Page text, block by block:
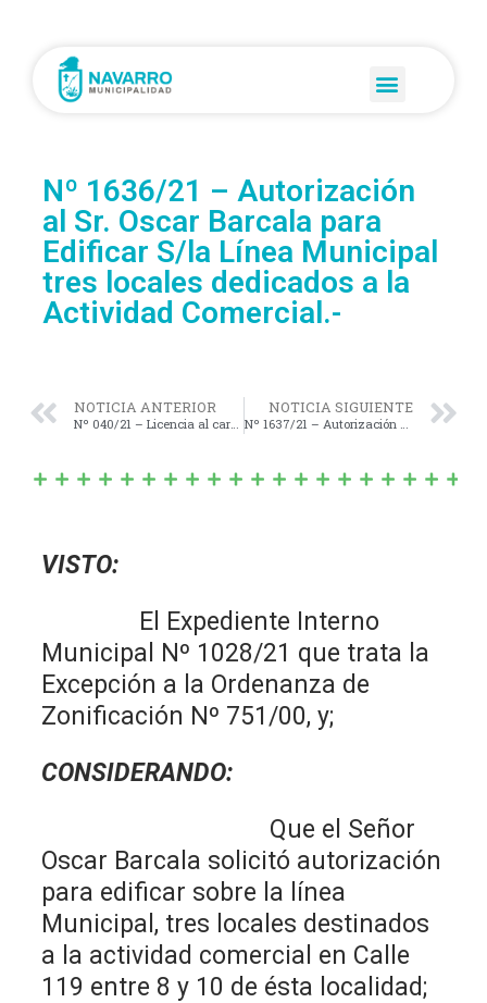
Nº 1636/21 – Autorización
al Sr. Oscar Barcala para
Edificar S/la Línea Municipal
tres locales dedicados a la
Actividad Comercial.-
NOTICIA ANTERIOR
Nº 040/21 – Licencia al cargo de Edil por el término de seis (6) meses de la Sra. María Cecilia Guarneri.-
NOTICIA SIGUIENTE
Nº 1637/21 – Autorización al D.E.M. para Aceptar la única propuesta presentada en la Licitación Pública Nº 19/2021, por la Empresa CLARAVOICE S.A., “Provisión y Colocación de Pantalla en el Centro Cultural Manuel Dorrego”.-
VISTO:
El Expediente Interno
Municipal Nº 1028/21 que trata la
Excepción a la Ordenanza de
Zonificación Nº 751/00, y;
CONSIDERANDO:
Que el Señor
Oscar Barcala solicitó autorización
para edificar sobre la línea
Municipal, tres locales destinados
a la actividad comercial en Calle
119 entre 8 y 10 de ésta localidad;